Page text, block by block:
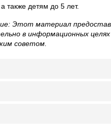
также детям до 5 лет.
Этот материал
в информационных
советом.